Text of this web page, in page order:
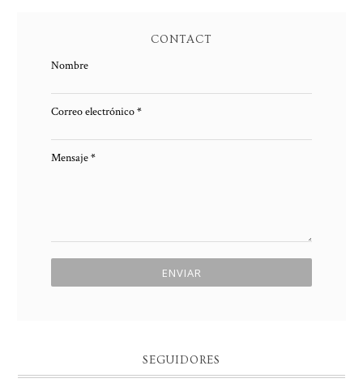
CONTACT
Nombre
Correo electrónico*
Mensaje*
SEGUIDORES